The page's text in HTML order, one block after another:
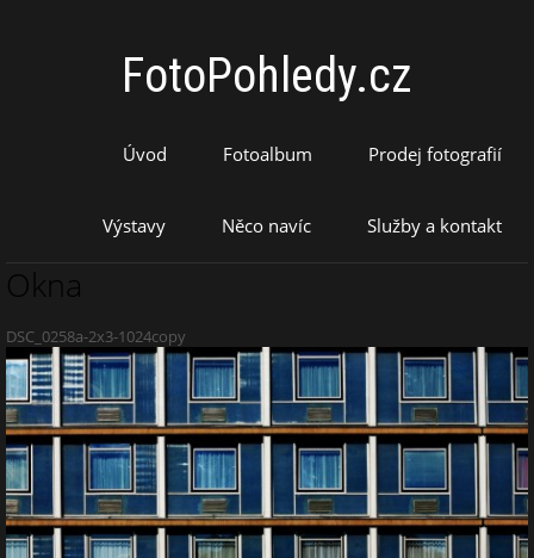
FotoPohledy.cz
Úvod Fotoalbum Prodej fotografií
Výstavy Něco navíc Služby a kontakt
Okna
DSC_0258a-2x3-1024copy